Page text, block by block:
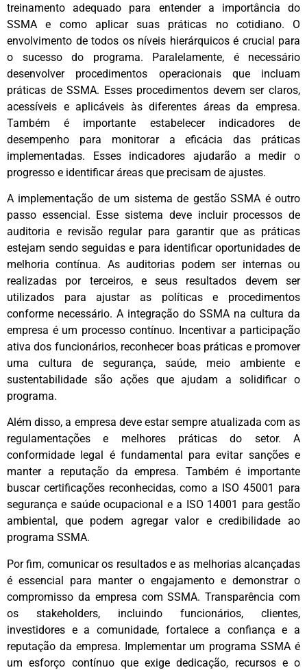
treinamento adequado para entender a importância do
SSMA e como aplicar suas práticas no cotidiano. O
envolvimento de todos os níveis hierárquicos é crucial para
o sucesso do programa. Paralelamente, é necessário
desenvolver procedimentos operacionais que incluam
práticas de SSMA. Esses procedimentos devem ser claros,
acessíveis e aplicáveis às diferentes áreas da empresa.
Também é importante estabelecer indicadores de
desempenho para monitorar a eficácia das práticas
implementadas. Esses indicadores ajudarão a medir o
progresso e identificar áreas que precisam de ajustes.
A implementação de um sistema de gestão SSMA é outro
passo essencial. Esse sistema deve incluir processos de
auditoria e revisão regular para garantir que as práticas
estejam sendo seguidas e para identificar oportunidades de
melhoria contínua. As auditorias podem ser internas ou
realizadas por terceiros, e seus resultados devem ser
utilizados para ajustar as políticas e procedimentos
conforme necessário. A integração do SSMA na cultura da
empresa é um processo contínuo. Incentivar a participação
ativa dos funcionários, reconhecer boas práticas e promover
uma cultura de segurança, saúde, meio ambiente e
sustentabilidade são ações que ajudam a solidificar o
programa.
Além disso, a empresa deve estar sempre atualizada com as
regulamentações e melhores práticas do setor. A
conformidade legal é fundamental para evitar sanções e
manter a reputação da empresa. Também é importante
buscar certificações reconhecidas, como a ISO 45001 para
segurança e saúde ocupacional e a ISO 14001 para gestão
ambiental, que podem agregar valor e credibilidade ao
programa SSMA.
Por fim, comunicar os resultados e as melhorias alcançadas
é essencial para manter o engajamento e demonstrar o
compromisso da empresa com SSMA. Transparência com
os stakeholders, incluindo funcionários, clientes,
investidores e a comunidade, fortalece a confiança e a
reputação da empresa. Implementar um programa SSMA é
um esforço contínuo que exige dedicação, recursos e o